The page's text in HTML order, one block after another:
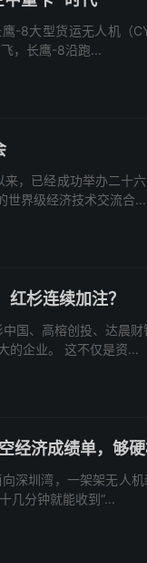
-8大型货运无人机（
，长鹰-8沿跑...
，已经成功举办二十
世界级经济技术交流合...
杉连续加注？
国、高榕创投、达晨
的企业。 这不仅是资...
济成绩单，够硬
深圳湾，一架架无人
几分钟就能收到“...